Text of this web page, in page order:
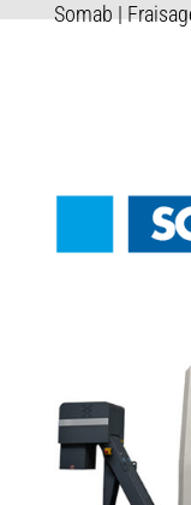
Somab |